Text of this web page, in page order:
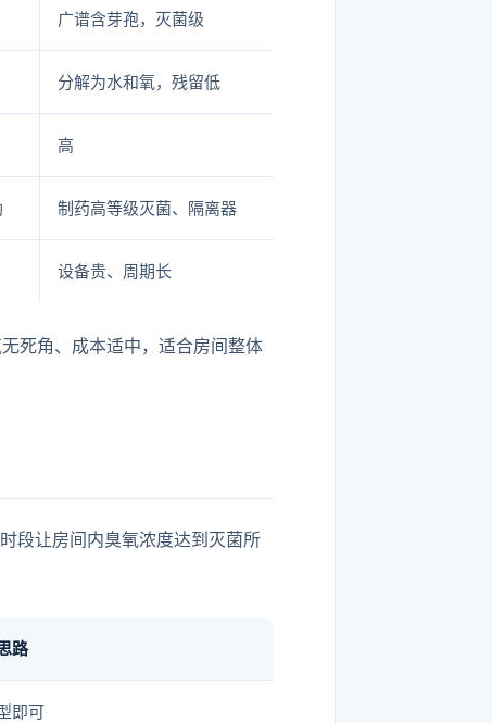
广谱含芽孢，灭菌级
分解为水和氧，残留低
高
制药高等级灭菌、隔离器
设备贵、周期长
死角、成本适中，适合房间整体
段让房间内臭氧浓度达到灭菌所
路
即可